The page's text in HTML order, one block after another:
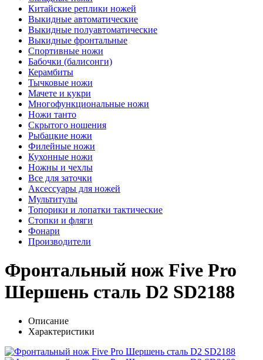
Китайские реплики ножей
Выкидные автоматические
Выкидные полуавтоматические
Выкидные фронтальные
Спортивные ножи
Бабочки (балисонги)
Керамбиты
Тычковые ножи
Мачете и кукри
Многофункциональные ножи
Ножи танто
Скрытого ношения
Рыбацкие ножи
Филейные ножи
Кухонные ножи
Ножны и чехлы
Все для заточки
Аксессуары для ножей
Мультитулы
Топорики и лопатки тактические
Стопки и фляги
Фонари
Производители
Фронтальный нож Five Pro
Шершень сталь D2 SD2188
Описание
Характеристики